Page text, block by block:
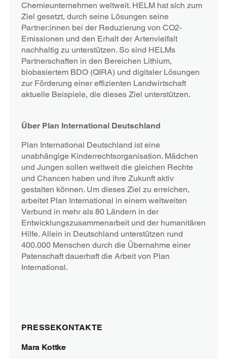
Chemieunternehmen weltweit. HELM hat sich zum
Ziel gesetzt, durch seine Lösungen seine
Partner:innen bei der Reduzierung von CO2-
Emissionen und den Erhalt der Artenvielfalt
nachhaltig zu unterstützen. So sind HELMs
Partnerschaften in den Bereichen Lithium,
biobasiertem BDO (QIRA) und digitaler Lösungen
zur Förderung einer effizienten Landwirtschaft
aktuelle Beispiele, die dieses Ziel unterstützen.
Über Plan International Deutschland
Plan International Deutschland ist eine
unabhängige Kinderrechtsorganisation. Mädchen
und Jungen sollen weltweit die gleichen Rechte
und Chancen haben und ihre Zukunft aktiv
gestalten können. Um dieses Ziel zu erreichen,
arbeitet Plan International in einem weltweiten
Verbund in mehr als 80 Ländern in der
Entwicklungszusammenarbeit und der humanitären
Hilfe. Allein in Deutschland unterstützen rund
400.000 Menschen durch die Übernahme einer
Patenschaft dauerhaft die Arbeit von Plan
International.
PRESSEKONTAKTE
Mara Kottke